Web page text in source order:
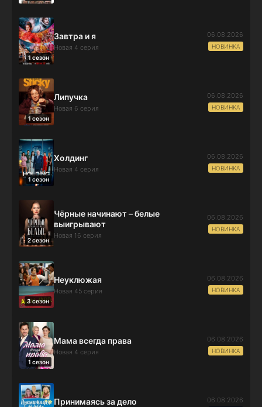
1 сезон
Завтра и я
Новая 4 серия
06.08.2026
НОВИНКА
1 сезон
Липучка
Новая 6 серия
06.08.2026
НОВИНКА
1 сезон
Холдинг
Новая 4 серия
06.08.2026
НОВИНКА
2 сезон
Чёрные начинают – белые
выигрывают
Новая 16 серия
06.08.2026
НОВИНКА
3 сезон
Неуклюжая
Новая 45 серия
06.08.2026
НОВИНКА
1 сезон
Мама всегда права
Новая 4 серия
06.08.2026
НОВИНКА
Принимаясь за дело 06.08.2026